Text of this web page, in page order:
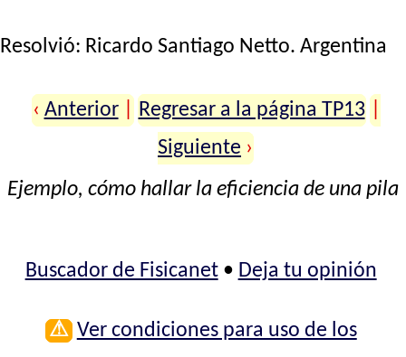
Resolvió: Ricardo Santiago Netto. Argentina
‹ Anterior Regresar a la página TP13
Siguiente ›
Ejemplo, cómo hallar la eficiencia de una pila
Buscador de Fisicanet• Deja tu opinión
⚠ Ver condiciones para uso de los